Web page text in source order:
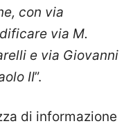
con via
via M.
e via Giovanni
II”.
di informazione